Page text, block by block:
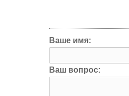
Ваше имя:
Ваш вопрос: